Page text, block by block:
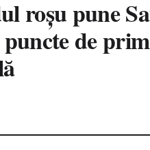
roșu pune
de